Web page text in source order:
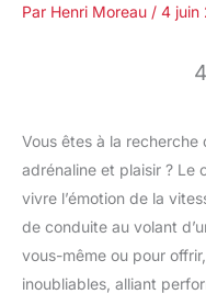
Par Henri Moreau / 4 juin
Vous êtes à la recherche
adrénaline et plaisir ? Le
vivre l’émotion de la
de conduite au volant
vous-même ou pour
inoubliables, alliant